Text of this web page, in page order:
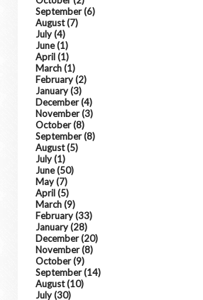
September(6)
August(7)
July(4)
June(1)
April(1)
March(1)
February(2)
January(3)
December(4)
November(3)
October(8)
September(8)
August(5)
July(1)
June(50)
May(7)
April(5)
March(9)
February(33)
January(28)
December(20)
November(8)
October(9)
September(14)
August(10)
July(30)